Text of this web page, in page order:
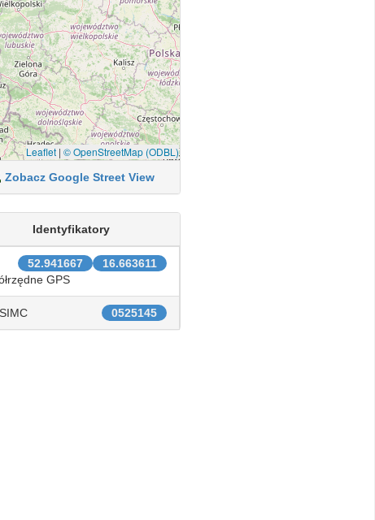
Leaflet| © OpenStreetMap (ODBL)
Zobacz Google Street View
Identyfikatory
16.663611
52.941667
GPS
0525145